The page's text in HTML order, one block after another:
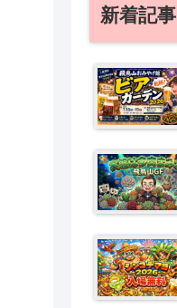
新着記事